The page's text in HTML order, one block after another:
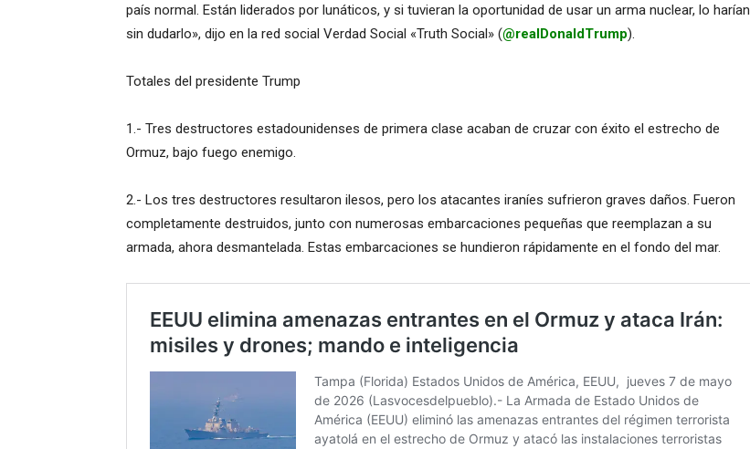
país normal. Están liderados por lunáticos, y si tuvieran la oportunidad de usar un arma nuclear, lo harían
sin dudarlo», dijo en la red social Verdad Social «Truth Social» (@realDonaldTrump).
Totales del presidente Trump
1.- Tres destructores estadounidenses de primera clase acaban de cruzar con éxito el estrecho de
Ormuz, bajo fuego enemigo.
2.- Los tres destructores resultaron ilesos, pero los atacantes iraníes sufrieron graves daños. Fueron
completamente destruidos, junto con numerosas embarcaciones pequeñas que reemplazan a su
armada, ahora desmantelada. Estas embarcaciones se hundieron rápidamente en el fondo del mar.